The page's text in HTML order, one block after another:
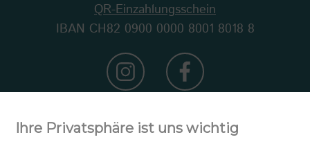
QR-Einzahlungsschein
IBAN CH82 0900 0000 8001 8018 8
Ihre Privatsphäre ist uns wichtig